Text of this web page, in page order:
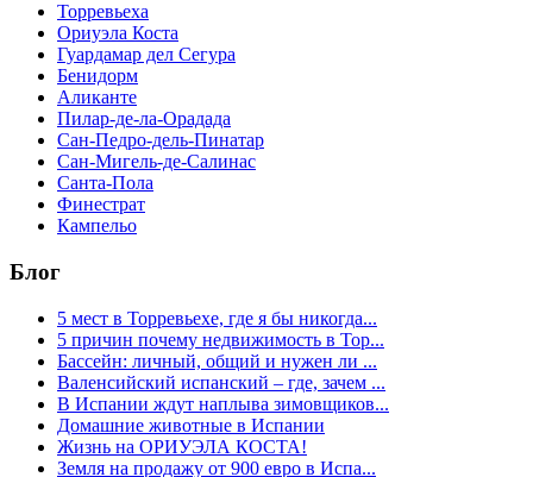
Торревьеха
Ориуэла Коста
Гуардамар дел Сегура
Бенидорм
Аликанте
Пилар-де-ла-Орадада
Сан-Педро-дель-Пинатар
Сан-Мигель-де-Салинас
Санта-Пола
Финестрат
Кампельо
Блог
5 мест в Торревьехе, где я бы никогда...
5 причин почему недвижимость в Тор...
Бассейн: личный, общий и нужен ли ...
Валенсийский испанский – где, зачем ...
В Испании ждут наплыва зимовщиков...
Домашние животные в Испании
Жизнь на ОРИУЭЛА КОСТА!
Земля на продажу от 900 евро в Испа...